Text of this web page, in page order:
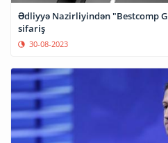
Ədliyyə Nazirliyindən "Bestcomp
sifariş
30-08-2023